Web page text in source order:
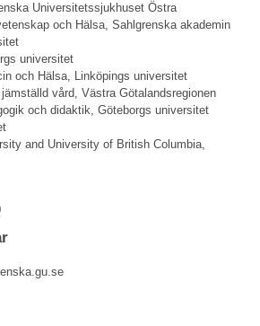
Universitetssjukhuset Östra
och Hälsa, Sahlgrenska akademin
universitet
och Hälsa, Linköpings universitet
vård, Västra Götalandsregionen
och didaktik, Göteborgs universitet
and University of British Columbia,